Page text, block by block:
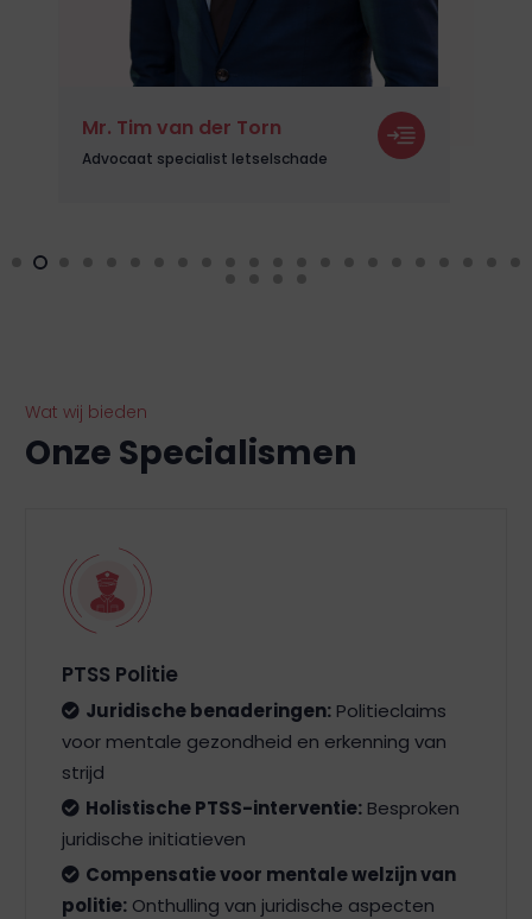
Mr. Tim van der Torn
Advocaat specialist letselschade
Wat wij bieden
Onze Specialismen
PTSS Politie
Juridische benaderingen: Politieclaims
voor mentale gezondheid en erkenning van
strijd
Holistische PTSS-interventie: Besproken
juridische initiatieven
Compensatie voor mentale welzijn van
politie: Onthulling van juridische aspecten